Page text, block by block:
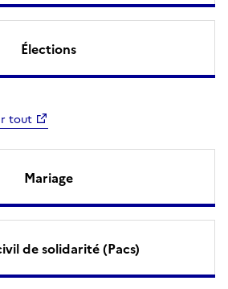
Élections
tout
Mariage
de solidarité (Pacs)